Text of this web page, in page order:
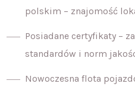
polskim – znajomość
Posiadane certyfikaty –
standardów i norm
Nowoczesna flota